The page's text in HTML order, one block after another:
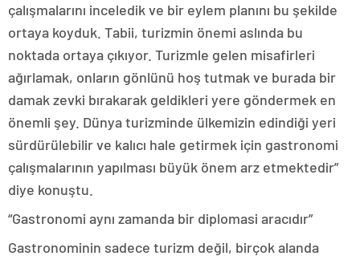
çalışmalarını inceledik ve bir eylem planını bu şekilde
ortaya koyduk. Tabii, turizmin önemi aslında bu
noktada ortaya çıkıyor. Turizmle gelen misafirleri
ağırlamak, onların gönlünü hoş tutmak ve burada bir
damak zevki bırakarak geldikleri yere göndermek en
önemli şey. Dünya turizminde ülkemizin edindiği yeri
sürdürülebilir ve kalıcı hale getirmek için gastronomi
çalışmalarının yapılması büyük önem arz etmektedir”
diye konuştu.
“Gastronomi aynı zamanda bir diplomasi aracıdır”
Gastronominin sadece turizm değil, birçok alanda